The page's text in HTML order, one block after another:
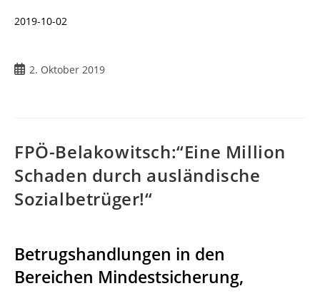
2019-10-02
2. Oktober 2019
FPÖ-Belakowitsch:“Eine Million
Schaden durch ausländische
Sozialbetrüger!“
Betrugshandlungen in den
Bereichen Mindestsicherung,